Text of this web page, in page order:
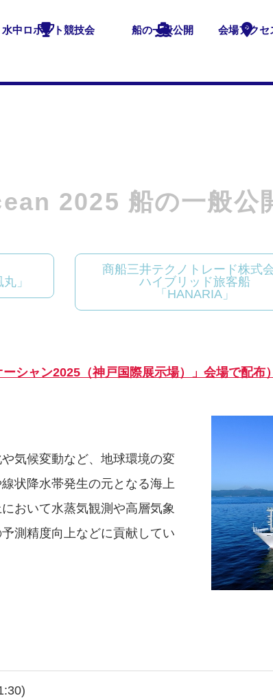
水中ロボット競技会 船の一般公開
会場アクセ
2025 船の一般公
」
商船三井テクノトレード株式
ハイブリッド旅客船
「HANARIA」
シャン2025（神戸国際展示場）」会場で配布
気候変動など、地球環境の変
状降水帯発生の元となる海上
おいて水蒸気観測や高層気象
測精度向上などに貢献してい